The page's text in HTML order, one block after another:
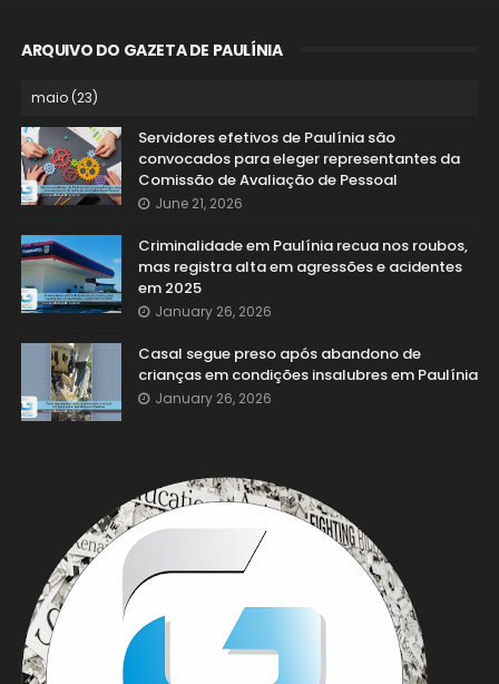
ARQUIVO DO GAZETA DE PAULÍNIA
Servidores efetivos de Paulínia são
convocados para eleger representantes da
Comissão de Avaliação de Pessoal
June 21, 2026
Criminalidade em Paulínia recua nos roubos,
mas registra alta em agressões e acidentes
em 2025
January 26, 2026
Casal segue preso após abandono de
crianças em condições insalubres em Paulínia
January 26, 2026